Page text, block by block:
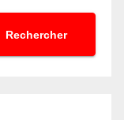
Rechercher